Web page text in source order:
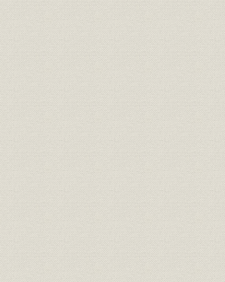
2 蒸気機関車の種類と性能および構造
第2 客車
1 鉄道建設の進展に伴う客車の増備状況
2 客車の種類と構造
第3 貨車
1 鉄道建設の進展に伴う貨車の増備状況
2 貨車の種類と構造
第4 工場
1 鉄道建設と工場制度
2 新橋工場
3 神戸工場
4 長野器械場
第4節 通信および信号保安設備